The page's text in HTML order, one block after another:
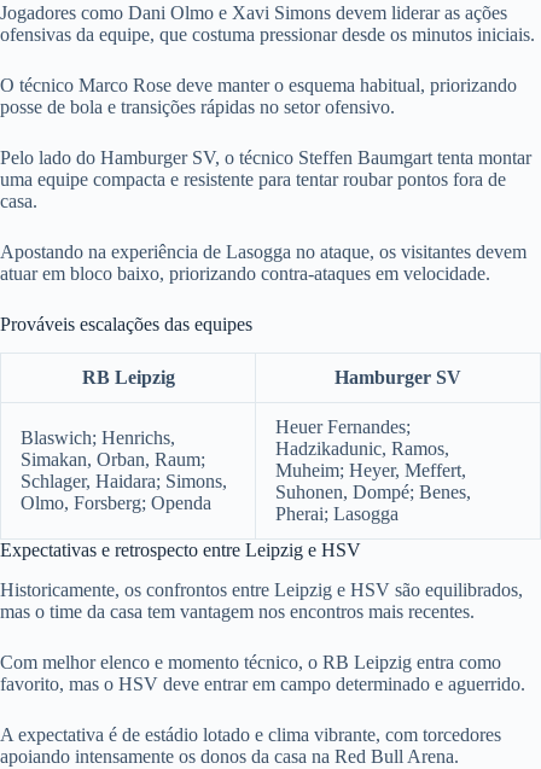
Jogadores como Dani Olmo e Xavi Simons devem liderar as ações
ofensivas da equipe, que costuma pressionar desde os minutos iniciais.
O técnico Marco Rose deve manter o esquema habitual, priorizando
posse de bola e transições rápidas no setor ofensivo.
Pelo lado do Hamburger SV, o técnico Steffen Baumgart tenta montar
uma equipe compacta e resistente para tentar roubar pontos fora de
casa.
Apostando na experiência de Lasogga no ataque, os visitantes devem
atuar em bloco baixo, priorizando contra-ataques em velocidade.
Prováveis escalações das equipes
RB Leipzig Hamburger SV
Blaswich; Henrichs,
Simakan, Orban, Raum;
Schlager, Haidara; Simons,
Olmo, Forsberg; Openda
Heuer Fernandes;
Hadzikadunic, Ramos,
Muheim; Heyer, Meffert,
Suhonen, Dompé; Benes,
Pherai; Lasogga
Expectativas e retrospecto entre Leipzig e HSV
Historicamente, os confrontos entre Leipzig e HSV são equilibrados,
mas o time da casa tem vantagem nos encontros mais recentes.
Com melhor elenco e momento técnico, o RB Leipzig entra como
favorito, mas o HSV deve entrar em campo determinado e aguerrido.
A expectativa é de estádio lotado e clima vibrante, com torcedores
apoiando intensamente os donos da casa na Red Bull Arena.